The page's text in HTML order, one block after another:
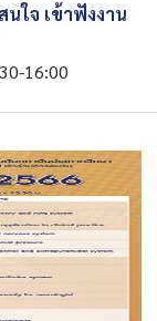
ใจ เข้าฟังงาน
16:00